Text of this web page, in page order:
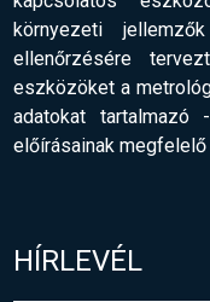
környezeti
ellenőrzésére
eszközöket a
adatokat
előírásainak megfelelő
HÍRLEVÉL